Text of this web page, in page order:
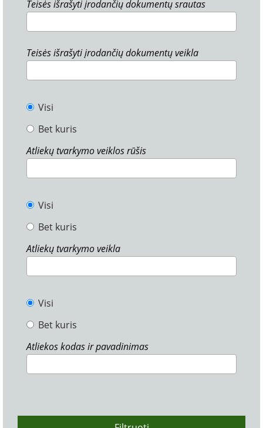
Teisės išrašyti įrodančių dokumentų srautas
Teisės išrašyti įrodančių dokumentų veikla
Visi
Bet kuris
Atliekų tvarkymo veiklos rūšis
Visi
Bet kuris
Atliekų tvarkymo veikla
Visi
Bet kuris
Atliekos kodas ir pavadinimas